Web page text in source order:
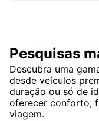
Pesquisas
Descubra uma
desde veículos
duração ou só de
oferecer conforto,
viagem.